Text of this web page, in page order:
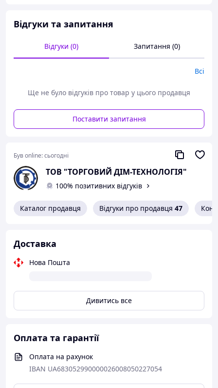
Відгуки та запитання
Відгуки (0) Запитання (0)
Всі
Ще не було відгуків про товар у цього продавця
Поставити запитання
Був online:сьогодні
ТОВ "ТОРГОВИЙ ДІМ-ТЕХНОЛОГІЯ"
100% позитивних відгуків
Каталог продавця Відгуки про продавця 47
Доставка
Нова Пошта
Дивитись все
Оплата та гарантії
Оплата на рахунок
IBAN UA683052990000026008050227054